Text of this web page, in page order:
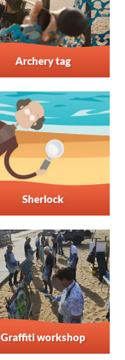
Archery tag
Sherlock
Graffiti workshop